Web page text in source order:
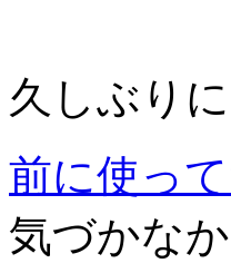
久しぶり
前に使っ
気づかなか